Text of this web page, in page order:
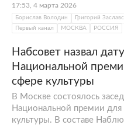
17:53, 4 марта 2026
Борислав Володин Григорий
Первый канал
МОСКВА РОССИЯ
Набсовет назвал
Национальной
сфере культуры
В Москве состоялось
Национальной премии для
культуры. В составе